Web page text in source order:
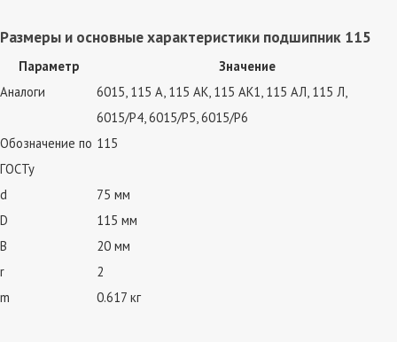
Размеры и основные характеристики подшипник 115
Параметр
Значение
Аналоги
6015, 115 А, 115 АК, 115 АК1, 115 АЛ, 115 Л,
6015/P4, 6015/P5, 6015/P6
Обозначение по
ГОСТу
115
d
75 мм
D
115 мм
B
20 мм
r
2
m
0.617 кг